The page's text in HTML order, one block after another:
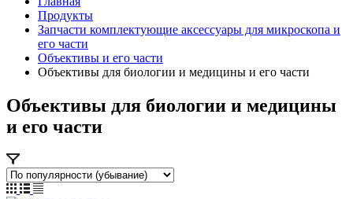
Продукты
Запчасти комплектующие аксессуары для микроскопа и
его части
Объективы и его части
Объективы для биологии и медицины и его части
Объективы для биологии и медицины
и его части